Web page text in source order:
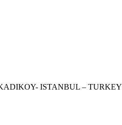
ISTANBUL – TURKEY